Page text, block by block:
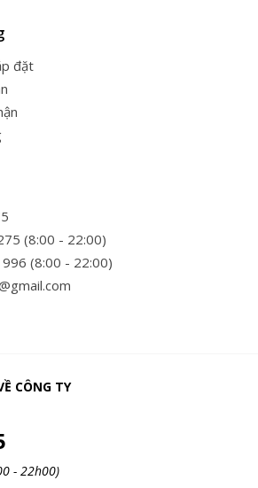
đặt
(8:00 - 22:00)
(8:00 - 22:00)
CÔNG TY
- 22h00)